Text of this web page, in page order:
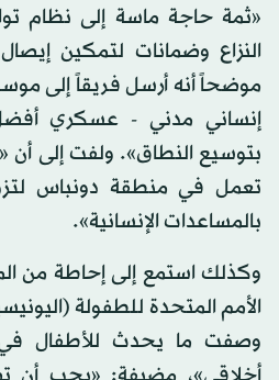
«ثمة حاجة ماسة إلى نظام
النزاع وضمانات لتمكين إيصال
موضحاً أنه أرسل فريقاً إلى
إنساني مدني - عسكري
بتوسيع النطاق». ولفت إلى أن
بالمساعدات الإنسانية».
وكذلك استمع إلى إحاطة من
الأمم المتحدة للطفولة
وصفت ما يحدث للأطفال في